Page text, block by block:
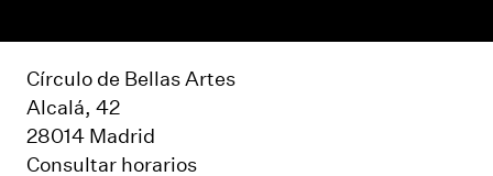
Círculo de Bellas Artes
Alcalá, 42
28014 Madrid
Consultar horarios